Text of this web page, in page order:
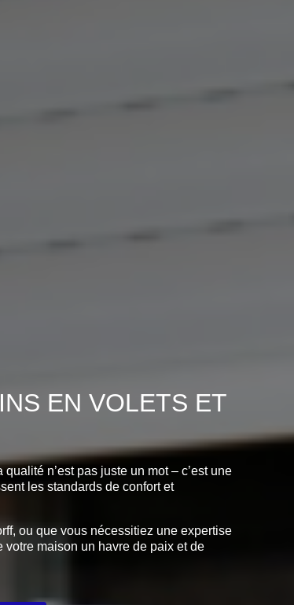
EN VOLETS ET
n’est pas juste un mot – c’est une
les standards de confort et
ou que vous nécessitiez une expertise
maison un havre de paix et de